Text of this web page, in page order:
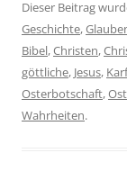
Dieser Beitrag
Geschichte,
Bibel,Christen,
göttliche, Jesus,
Osterbotschaft,
Wahrheiten.